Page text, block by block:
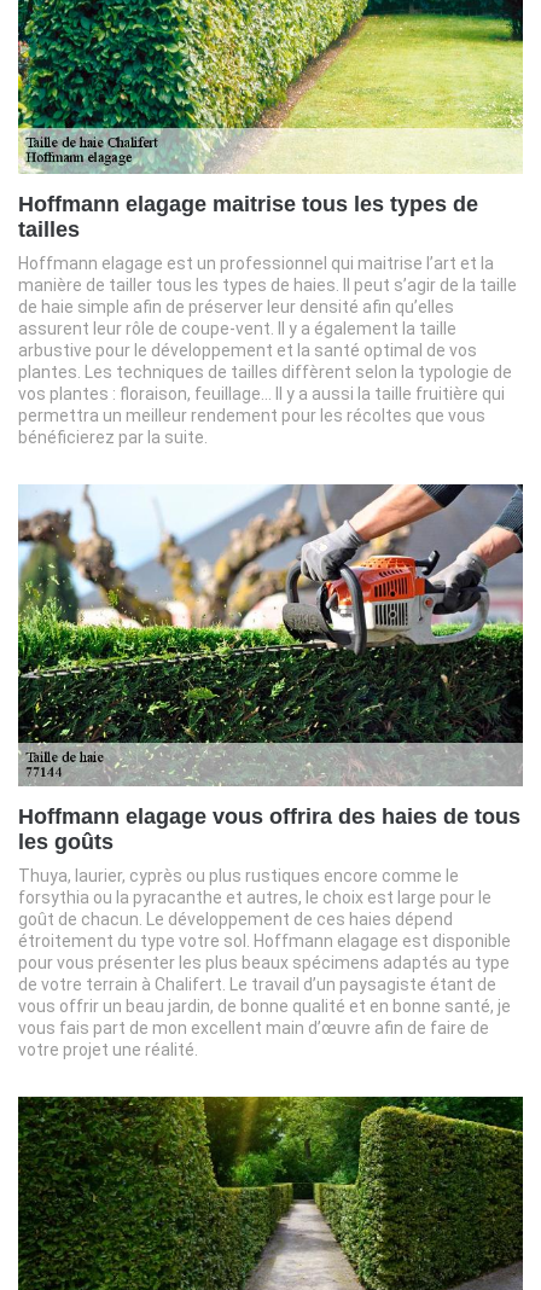
Hoffmann elagage maitrise tous les types de
tailles
Hoffmann elagage est un professionnel qui maitrise l’art et la
manière de tailler tous les types de haies. Il peut s’agir de la taille
de haie simple afin de préserver leur densité afin qu’elles
assurent leur rôle de coupe-vent. Il y a également la taille
arbustive pour le développement et la santé optimal de vos
plantes. Les techniques de tailles diffèrent selon la typologie de
vos plantes : floraison, feuillage… Il y a aussi la taille fruitière qui
permettra un meilleur rendement pour les récoltes que vous
bénéficierez par la suite.
Hoffmann elagage vous offrira des haies de tous
les goûts
Thuya, laurier, cyprès ou plus rustiques encore comme le
forsythia ou la pyracanthe et autres, le choix est large pour le
goût de chacun. Le développement de ces haies dépend
étroitement du type votre sol. Hoffmann elagage est disponible
pour vous présenter les plus beaux spécimens adaptés au type
de votre terrain à Chalifert. Le travail d’un paysagiste étant de
vous offrir un beau jardin, de bonne qualité et en bonne santé, je
vous fais part de mon excellent main d’œuvre afin de faire de
votre projet une réalité.